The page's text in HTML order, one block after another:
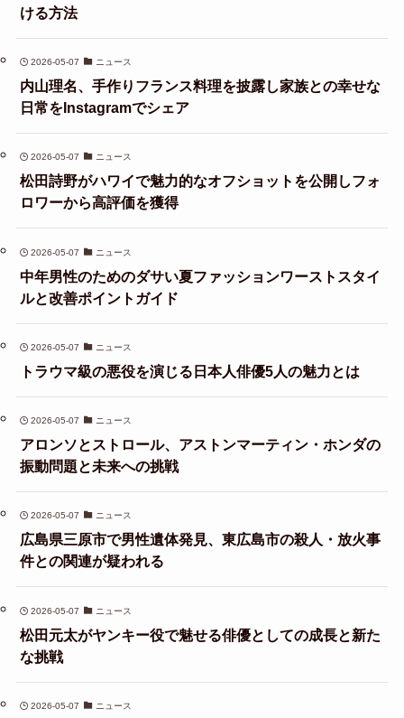
ける方法
2026-05-07 ニュース
内山理名、手作りフランス料理を披露し家族との幸せな
日常をInstagramでシェア
2026-05-07 ニュース
松田詩野がハワイで魅力的なオフショットを公開しフォ
ロワーから高評価を獲得
2026-05-07 ニュース
中年男性のためのダサい夏ファッションワーストスタイ
ルと改善ポイントガイド
2026-05-07 ニュース
トラウマ級の悪役を演じる日本人俳優5人の魅力とは
2026-05-07 ニュース
アロンソとストロール、アストンマーティン・ホンダの
振動問題と未来への挑戦
2026-05-07 ニュース
広島県三原市で男性遺体発見、東広島市の殺人・放火事
件との関連が疑われる
2026-05-07 ニュース
松田元太がヤンキー役で魅せる俳優としての成長と新た
な挑戦
2026-05-07 ニュース